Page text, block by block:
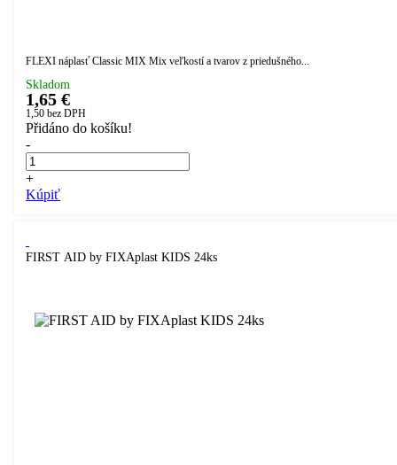
FLEXI náplasť Classic MIX Mix veľkostí a tvarov z priedušného...
Skladom
1,65 €
1,50 bez DPH
Přidáno do košíku!
-
+
Kúpiť
FIRST AID by FIXAplast KIDS 24ks